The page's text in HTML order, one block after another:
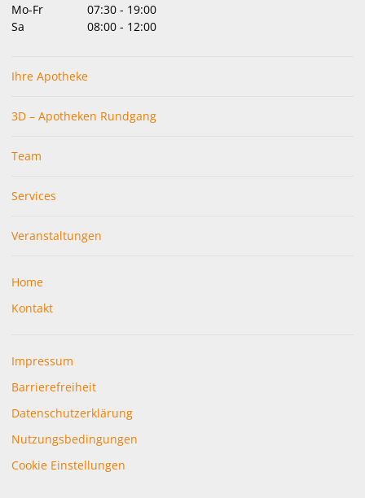
Mo-Fr 07:30 - 19:00
Sa
08:00 - 12:00
Ihre Apotheke
3D – Apotheken Rundgang
Team
Services
Veranstaltungen
Home
Kontakt
Impressum
Barrierefreiheit
Datenschutzerklärung
Nutzungsbedingungen
Cookie Einstellungen